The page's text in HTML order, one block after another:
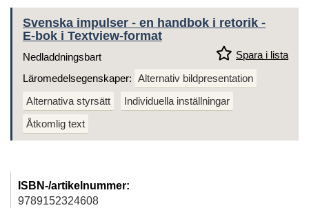
Svenska impulser - en handbok i retorik -
E-bok i Textview-format
Spara i lista
Nedladdningsbart
Läromedelsegenskaper: Alternativ bildpresentation
Alternativa styrsätt
Individuella inställningar
Åtkomlig text
ISBN-/artikelnummer:
9789152324608